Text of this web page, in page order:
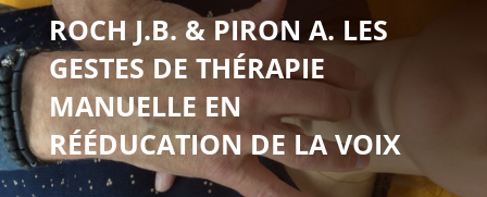
ROCH J.B. & PIRON A. LES
GESTES DE THÉRAPIE
MANUELLE EN
RÉÉDUCATION DE LA VOIX